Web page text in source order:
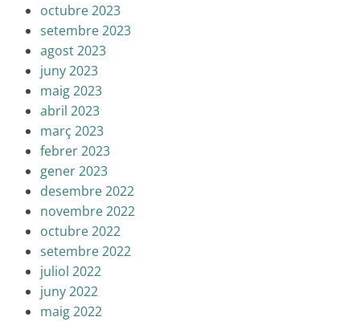
octubre 2023
setembre 2023
agost 2023
juny 2023
maig 2023
abril 2023
març 2023
febrer 2023
gener 2023
desembre 2022
novembre 2022
octubre 2022
setembre 2022
juliol 2022
juny 2022
maig 2022